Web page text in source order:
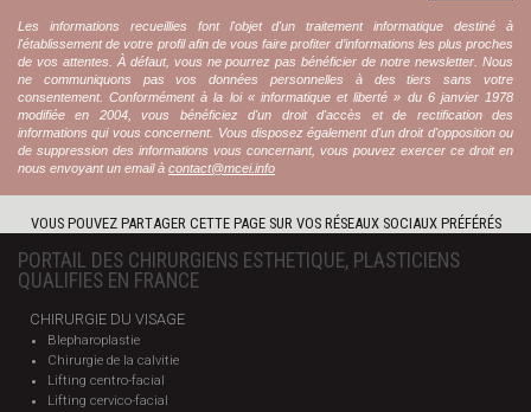
Les informations recueillies font l'objet d'un traitement informatique destiné à
l'établissement de votre profil afin de vous faire profiter d’informations les plus proches
de vos attentes. À défaut, vous ne pourrez pas bénéficier de notre newsletter. Nous
ne communiquons pas vos données personnelles à des tiers sans votre
consentement. Conformément à la loi « informatique et liberté » du 6 janvier 1978
modifiée en 2004, vous bénéficiez d'un droit d'accès et de rectification des
informations qui vous concernent. Vous disposez également d'un droit d'opposition ou
de suppression des informations vous concernant, vous pouvez exercer ce droit en
nous envoyant un email à contact@mcei.info
VOUS POUVEZ PARTAGER CETTE PAGE SUR VOS RÉSEAUX SOCIAUX PRÉFÉRÉS
PORTAIL DES CHIRURGIENS ESTHETIQUE, PLASTICIENS
QUALIFIES EN FRANCE
CHIRURGIE DU VISAGE
Blepharoplastie
Chirurgie de la calvitie
Lifting centro-facial
Lifting cervico-facial